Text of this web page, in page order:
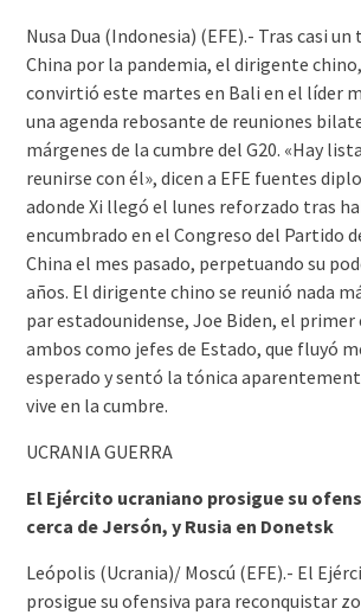
Nusa Dua (Indonesia) (EFE).- Tras casi
China por la pandemia, el dirigente
convirtió este martes en Bali en el líder
una agenda rebosante de reuniones
márgenes de la cumbre del G20. «Hay
reunirse con él», dicen a EFE fuentes
adonde Xi llegó el lunes reforzado tras
encumbrado en el Congreso del Partido
China el mes pasado, perpetuando su
años. El dirigente chino se reunió nada
par estadounidense, Joe Biden, el
ambos como jefes de Estado, que fluyó
esperado y sentó la tónica
vive en la cumbre.
UCRANIA GUERRA
El Ejército ucraniano prosigue su
cerca de Jersón, y Rusia en Donetsk
Leópolis (Ucrania)/ Moscú (EFE).- El
prosigue su ofensiva para reconquistar